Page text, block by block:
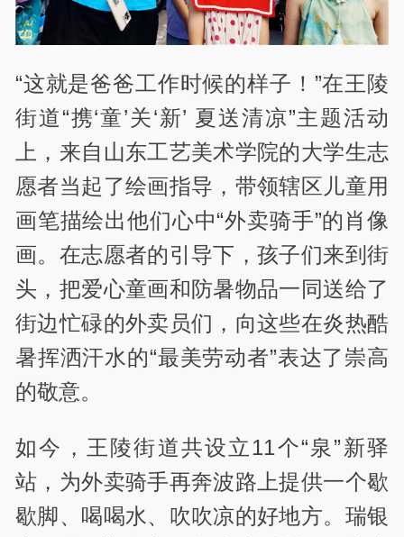
“这就是爸爸工作时候的样子！”在王陵
街道“携‘童’关‘新’ 夏送清凉”主题活动
上，来自山东工艺美术学院的大学生志
愿者当起了绘画指导，带领辖区儿童用
画笔描绘出他们心中“外卖骑手”的肖像
画。在志愿者的引导下，孩子们来到街
头，把爱心童画和防暑物品一同送给了
街边忙碌的外卖员们，向这些在炎热酷
暑挥洒汗水的“最美劳动者”表达了崇高
的敬意。
如今，王陵街道共设立11个“泉”新驿
站，为外卖骑手再奔波路上提供一个歇
歇脚、喝喝水、吹吹凉的好地方。瑞银